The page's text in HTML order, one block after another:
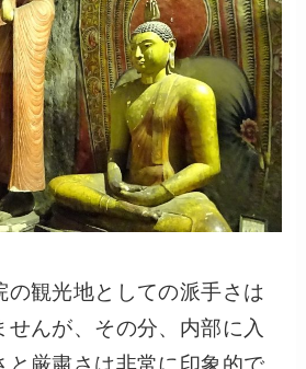
の観光地としての派手さは
んが、その分、内部に入
と厳粛さは非常に印象的で